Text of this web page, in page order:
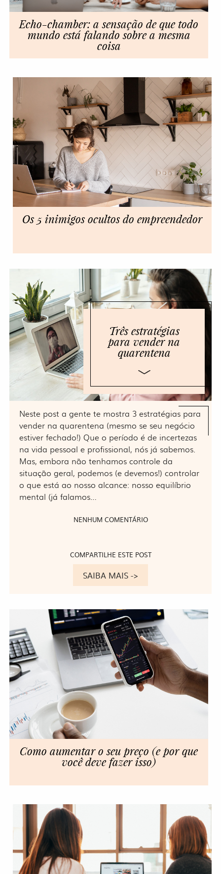
Echo-chamber: a sensação de que todo
mundo está falando sobre a mesma
coisa
Os 5 inimigos ocultos do empreendedor
Três estratégias
para vender na
quarentena
Neste post a gente te mostra 3 estratégias para
vender na quarentena (mesmo se seu negócio
estiver fechado!) Que o período é de incertezas
na vida pessoal e profissional, nós já sabemos.
Mas, embora não tenhamos controle da
situação geral, podemos (e devemos!) controlar
o que está ao nosso alcance: nosso equilíbrio
mental (já falamos…
NENHUM COMENTÁRIO
COMPARTILHE ESTE POST
SAIBA MAIS ->
Como aumentar o seu preço (e por que
você deve fazer isso)